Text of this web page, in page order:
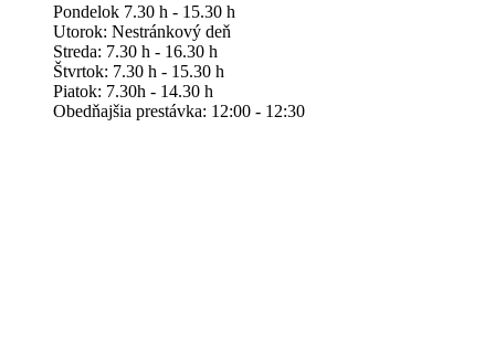
Pondelok 7.30 h - 15.30 h
Utorok: Nestránkový deň
Streda: 7.30 h - 16.30 h
Štvrtok: 7.30 h - 15.30 h
Piatok: 7.30h - 14.30 h
Obedňajšia prestávka: 12:00 - 12:30